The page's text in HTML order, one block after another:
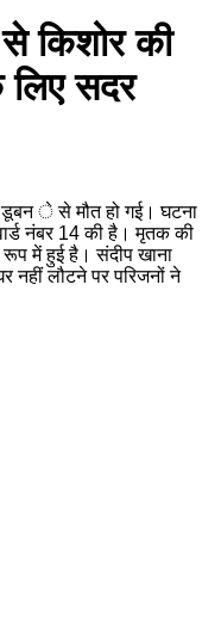
किशोर की
लिए सदर
डूबन े से मौत हो गई। घटना
नंबर 14 की है। मृतक की
में हुई है। संदीप खाना
नहीं लौटने पर परिजनों ने